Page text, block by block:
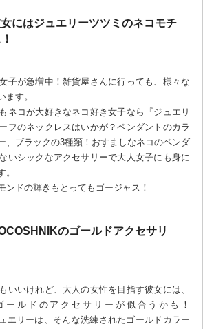
にはジュエリーツツミのネコモチ
子が急増中！雑貨屋さんに行っても、様々な
ます。
ネコが大好きなネコ好き女子なら『ジュエリ
フのネックレスはいかが？ペンダントのカラ
、ブラックの3種類！おすましなネコのペンダ
いシックなアクセサリーで大人女子にも身に
ンドの輝きもとってもゴージャス！
のゴールドアクセサリ
いいけれど、大人の女性を目指す彼女には、
ールドのアクセサリーが似合うかも！
エリーは、そんな洗練されたゴールドカラー